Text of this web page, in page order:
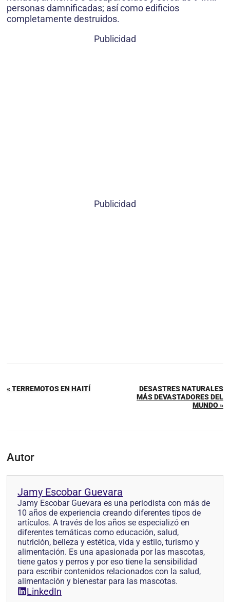
personas damnificadas; así como edificios
completamente destruidos.
Publicidad
Publicidad
« TERREMOTOS EN HAITÍ
DESASTRES NATURALES
MÁS DEVASTADORES DEL
MUNDO »
Autor
Jamy Escobar Guevara
Jamy Escobar Guevara es una periodista con más de
10 años de experiencia creando diferentes tipos de
artículos. A través de los años se especializó en
diferentes temáticas como educación, salud,
nutrición, belleza y estética, vida y estilo, turismo y
alimentación. Es una apasionada por las mascotas,
tiene gatos y perros y por eso tiene la sensibilidad
para escribir contenidos relacionados con la salud,
alimentación y bienestar para las mascotas.
LinkedIn